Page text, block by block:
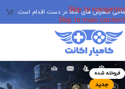
Skip to navigation
Skip to main content
سفارش های شما در دست اقدام است
فروخته شده
جدید